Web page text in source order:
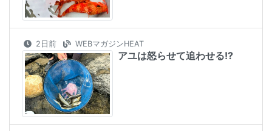
2日前 WEBマガジンHEAT
アユは怒らせて追わせる!?